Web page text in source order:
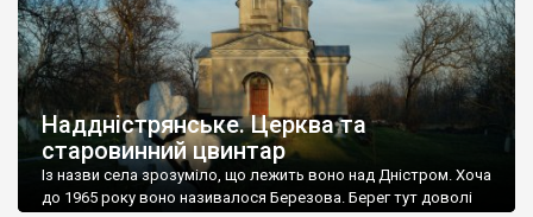
Наддністрянське. Церква та
старовинний цвинтар
Із назви села зрозуміло, що лежить воно над Дністром. Хоча
до 1965 року воно називалося Березова. Берег тут доволі